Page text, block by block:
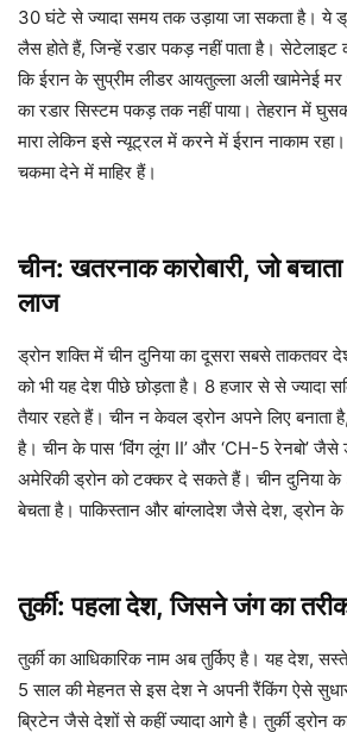
30 घंटे से ज्यादा समय तक उड़ाया जा सकता है। ये
लैस होते हैं, जिन्हें रडार पकड़ नहीं पाता है।
कि ईरान के सुप्रीम लीडर आयतुल्ला अली खामेनेई मर
का रडार सिस्टम पकड़ तक नहीं पाया। तेहरान में
मारा लेकिन इसे न्यूट्रल में करने में ईरान नाकाम
चकमा देने में माहिर हैं।
चीन: खतरनाक कारोबारी, जो
लाज
ड्रोन शक्ति में चीन दुनिया का दूसरा सबसे ताकतवर
को भी यह देश पीछे छोड़ता है। 8 हजार से से ज्यादा
तैयार रहते हैं। चीन न केवल ड्रोन अपने लिए बनाता
है। चीन के पास ‘विंग लूंग II’ और ‘CH-5 रेनबो’ जैसे
अमेरिकी ड्रोन को टक्कर दे सकते हैं। चीन दुनिया के
बेचता है। पाकिस्तान और बांग्लादेश जैसे देश, ड्रोन के
तुर्की: पहला देश, जिसने जंग का
तुर्की का आधिकारिक नाम अब तुर्किए है। यह देश,
5 साल की मेहनत से इस देश ने अपनी रैंकिंग ऐसे
ब्रिटेन जैसे देशों से कहीं ज्यादा आगे है। तुर्की ड्रोन का